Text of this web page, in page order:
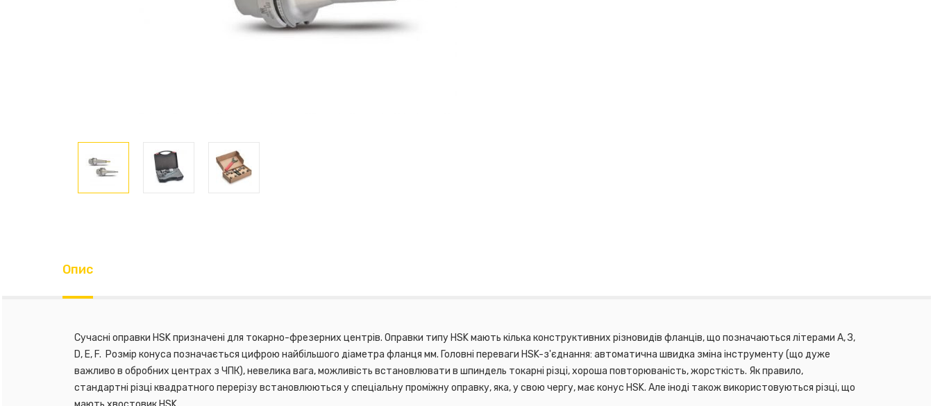
Опис
Сучасні оправки HSK призначені для токарно-фрезерних центрів. Оправки типу HSK мають кілька конструктивних різновидів фланців, що позначаються літерами А, З,
D, E, F. Розмір конуса позначається цифрою найбільшого діаметра фланця мм. Головні переваги HSK-з'єднання: автоматична швидка зміна інструменту (що дуже
важливо в обробних центрах з ЧПК), невелика вага, можливість встановлювати в шпиндель токарні різці, хороша повторюваність, жорсткість. Як правило,
стандартні різці квадратного перерізу встановлюються у спеціальну проміжну оправку, яка, у свою чергу, має конус HSK. Але іноді також використовуються різці, що